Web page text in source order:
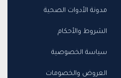
مدونة الأدوات الصحية
الشروط والأحكام
سياسة الخصوصية
العروض والخصومات